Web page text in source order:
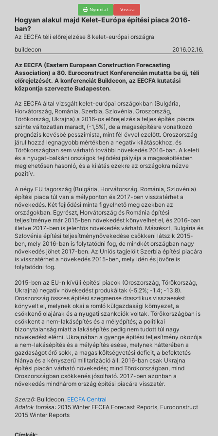
Nyomtat Vissza
Hogyan alakul majd Kelet-Európa építési piaca 2016-
ban?
Az EECFA téli előrejelzése 8 kelet-európai országra
buildecon
2016.02.16.
Az EECFA (Eastern European Construction Forecasting
Association) a 80. Euroconstruct Konferencián mutatta be új, téli
előrejelzését. A konferenciát Buildecon, az EECFA kutatási
központja szervezte Budapesten.
Az EECFA által vizsgált kelet-európai országokban (Bulgária,
Horvátország, Románia, Szerbia, Szlovénia, Oroszország,
Törökország, Ukrajna) a 2016-os előrejelzés a teljes építési piacra
szinte változatlan maradt, (-1,5%), de a magasépítésre vonatkozó
prognózis kevésbé pesszimista, mint fél évvel ezelőtt. Oroszország
járul hozzá legnagyobb mértékben a negatív kilátásokhoz, és
Törökországban sem várható további növekedés 2016-ban. A keleti
és a nyugat-balkáni országok fejlődési pályája a magasépítésben
meglehetősen hasonló, és a kilátás ezekre az országokra nézve
pozitív.
A négy EU tagország (Bulgária, Horvátország, Románia, Szlovénia)
építési piaca túl van a mélyponton és 2017-ben visszatérhet a
növekedés. Két fejlődési minta figyelhető meg ezekben az
országokban. Egyrészt, Horvátország és Románia építési
teljesítménye már 2015-ben növekedést könyvelhet el, és 2016-ban
illetve 2017-ben is jelentős növekedés várható. Másrészt, Bulgária és
Szlovénia építési teljesítménynövekedése csökkeni látszik 2015-
ben, mely 2016-ban is folytatódni fog, de mindkét országban nagy
növekedés jöhet 2017-ben. Az Uniós tagjelölt Szerbia építési piacára
is visszatérhet a növekedés 2015-ben, mely idén és jövőre is
folytatódni fog.
2015-ben az EU-n kívüli építési piacok (Oroszország, Törökország,
Ukrajna) negatív növekedést produkáltak (-5,2%; -1,4; -13,8).
Oroszország összes építési szegmense drasztikus visszaesést
könyvelt el, melynek okai a romló külgazdasági környezet, a
csökkenő olajárak és a nyugati szankciók voltak. Törökországban is
csökkent a nem-lakásépítés és a mélyépítés; a politikai
bizonytalanság miatt a lakásépítés pedig nem tudott túl nagy
növekedést elérni. Ukrajnában a gyenge építési teljesítmény okozója
a nem-lakásépítés és a mélyépítés esése, melynek hátterében a
gazdaságot érő sokk, a magas költségvetési deficit, a befektetés
hiánya és a kényszerű militarizáció áll. 2016-ban csak Ukrajna
építési piacán várható növekedés; mind Törökországban, mind
Oroszországban csökkenés jósolható. 2017-ben azonban a
növekedés mindhárom ország építési piacára visszatér.
Szerző: Buildecon, EECFA Central
Adatok forrása: 2015 Winter EECFA Forecast Reports, Euroconstruct
2015 Winter Reports